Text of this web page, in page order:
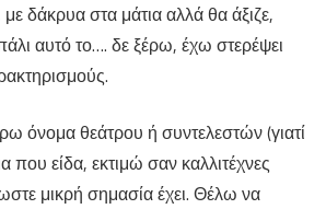
δάκρυα στα μάτια αλλά θα άξιζε,
αυτό το…. δε ξέρω, έχω στερέψει
όνομα θεάτρου ή συντελεστών (γιατί
είδα, εκτιμώ σαν καλλιτέχνες
μικρή σημασία έχει. Θέλω να